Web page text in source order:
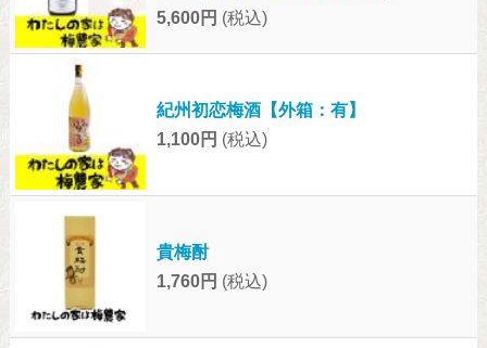
5,600円 (税込)
紀州初恋梅酒【外箱：有】
1,100円 (税込)
貴梅酎
1,760円 (税込)